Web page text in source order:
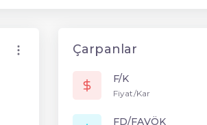
Çarpanlar
F/K
Fiyat/Kar
FD/FAVÖK